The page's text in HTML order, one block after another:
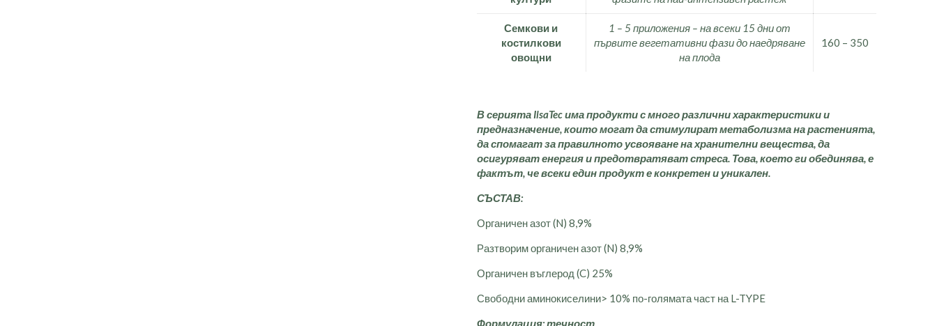
Семкови и
костилкови
овощни
1 – 5 приложения – на всеки 15 дни от
първите вегетативни фази до наедряване
на плода
160 – 350
В серията IlsaTecима продукти с много различни характеристики и
предназначение, които могат да стимулират метаболизма на растенията,
да спомагат за правилното усвояване на хранителни вещества, да
осигуряват енергия и предотвратяват стреса. Това, което ги обединява, е
фактът, че всеки един продукт е конкретен и уникален.
СЪСТАВ:
Органичен азот (N) 8,9%
Разтворим органичен азот (N) 8,9%
Органичен въглерод (C) 25%
Свободни аминокиселини> 10% по-голямата част на L-TYPE
Формулация: течност